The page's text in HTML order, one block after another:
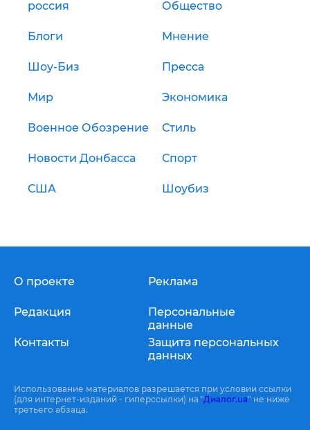
россия Общество
Блоги Мнение
Шоу-Биз Пресса
Мир Экономика
Военное Обозрение Стиль
Новости Донбасса Спорт
США Шоубиз
О проекте
Редакция
Контакты
Реклама
Персональные
данные
Защита персональных
данных
Использование материалов разрешается при условии ссылки
(для интернет-изданий - гиперссылки) на "Диалог.ua" не ниже
третьего абзаца.